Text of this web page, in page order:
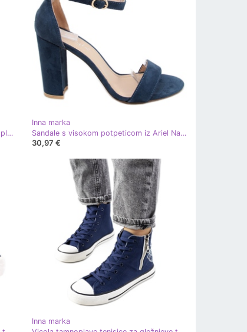
Plave sandale iz Coste ljubičasta tamnoplava plava
Inna marka
Sandale s visokom potpeticom iz Ariel Navy tamnoplava
30,97 €
Inna marka